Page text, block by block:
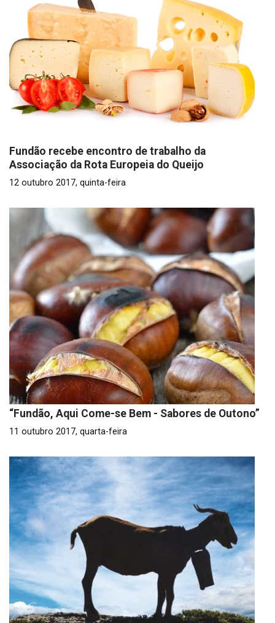
Fundão recebe encontro de trabalho da
Associação da Rota Europeia do Queijo
12 outubro 2017, quinta-feira
“Fundão, Aqui Come-se Bem - Sabores de Outono”
11 outubro 2017, quarta-feira